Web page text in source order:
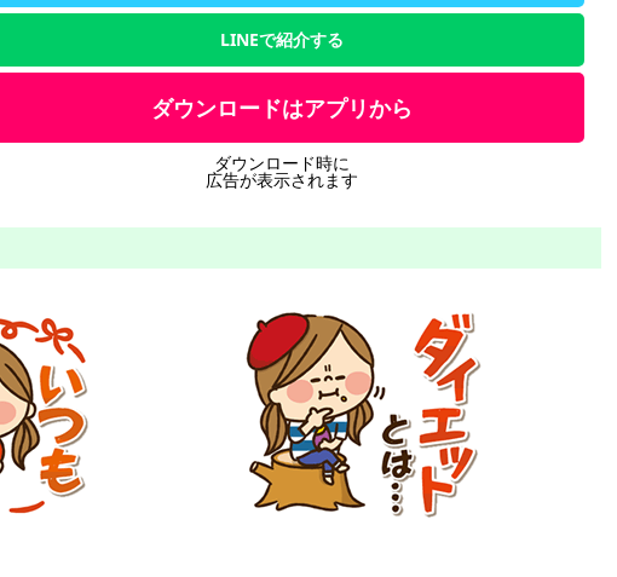
LINEで紹介する
ダウンロードはアプリから
ダウンロード時に
広告が表示されます